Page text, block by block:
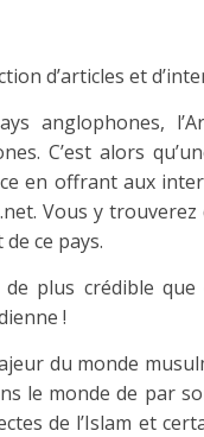
d’articles et
anglophones,
C’est alors
en offrant aux
Vous y
ce pays.
plus crédible
!
du monde
le monde de par
de l’Islam et